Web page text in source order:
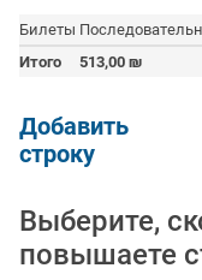
Билеты
Итого
513,00 ₪
Добавить
строку
Выберите,
повышаете